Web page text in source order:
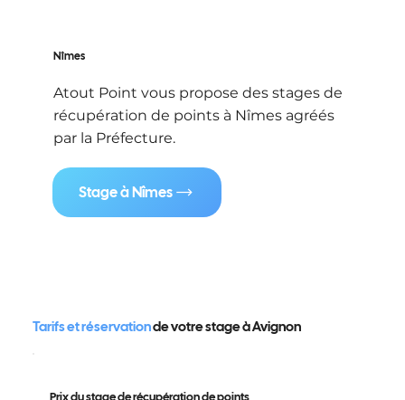
Nîmes
Atout Point vous propose des stages de
récupération de points à Nîmes agréés
par la Préfecture.
Stage à Nîmes
Tarifs et réservationde votre stage à Avignon
Prix du stage de récupération de points